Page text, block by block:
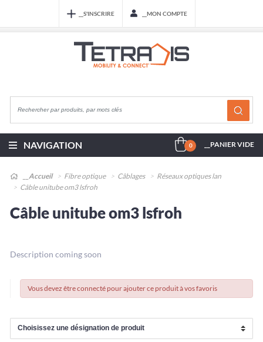
__S'INSCRIRE __MON COMPTE
NAVIGATION 0 __PANIER VIDE
__Accueil Fibre optique Câblages
Réseaux optiques lan
Câble unitube om3 lsfroh
Câble unitube om3 lsfroh
Description coming soon
Vous devez être connecté pour ajouter ce produit à vos favoris